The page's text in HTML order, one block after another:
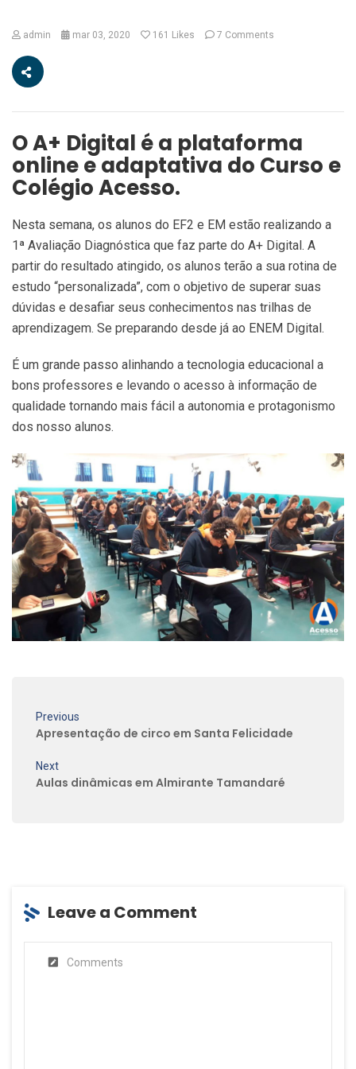
admin mar 03, 2020 161 Likes 7 Comments
O A+ Digital é a plataforma
online e adaptativa do Curso e
Colégio Acesso.
Nesta semana, os alunos do EF2 e EM estão realizando a
1ª Avaliação Diagnóstica que faz parte do A+ Digital. A
partir do resultado atingido, os alunos terão a sua rotina de
estudo “personalizada”, com o objetivo de superar suas
dúvidas e desafiar seus conhecimentos nas trilhas de
aprendizagem. Se preparando desde já ao ENEM Digital.
É um grande passo alinhando a tecnologia educacional a
bons professores e levando o acesso à informação de
qualidade tornando mais fácil a autonomia e protagonismo
dos nosso alunos.
Previous
Apresentação de circo em Santa Felicidade
Next
Aulas dinâmicas em Almirante Tamandaré
Leave a Comment